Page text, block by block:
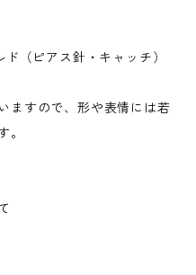
（ピアス針・キャッチ）
すので、形や表情には若
。